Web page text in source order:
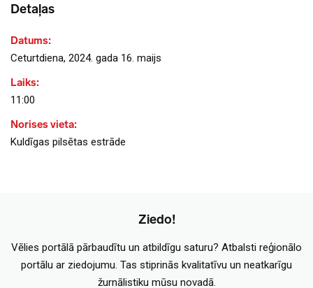
Detaļas
Datums:
Ceturtdiena, 2024. gada 16. maijs
Laiks:
11:00
Norises vieta:
Kuldīgas pilsētas estrāde
Ziedo!
Vēlies portālā pārbaudītu un atbildīgu saturu? Atbalsti reģionālo
portālu ar ziedojumu. Tas stiprinās kvalitatīvu un neatkarīgu
žurnālistiku mūsu novadā.